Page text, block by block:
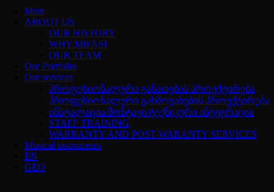
Main
ABOUT US
OUR HISTORY
WHY MIFASI
OUR TEAM
Our Portfolio
Our services
პროფესიონალური განათების პროექტირება
პროფესიონალური გახმოვანების პროექტირება
ინსტალაცია/მონტაჟი/ტექნიკური ინტეგრაცია
STAFF TRAINING
WARRANTY AND POST-WARANTY SERVICES
Musical instruments
EN
GEO